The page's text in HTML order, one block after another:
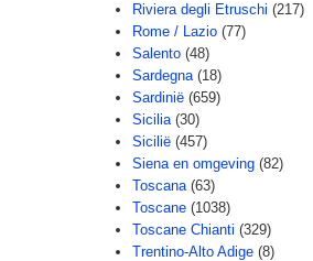
Riviera degli Etruschi (217)
Rome / Lazio (77)
Salento (48)
Sardegna (18)
Sardinië (659)
Sicilia (30)
Sicilië (457)
Siena en omgeving (82)
Toscana (63)
Toscane (1038)
Toscane Chianti (329)
Trentino-Alto Adige (8)